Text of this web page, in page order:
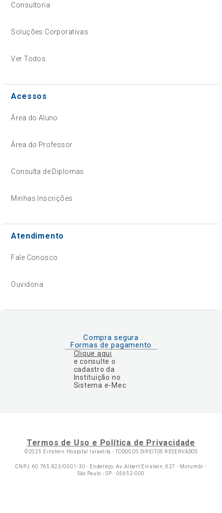
Consultoria
Soluções Corporativas
Ver Todos
Acessos
Área do Aluno
Área do Professor
Consulta de Diplomas
Minhas Inscrições
Atendimento
Fale Conosco
Ouvidoria
Compra segura
Formas de pagamento
Clique aqui
e consulte o
cadastro da
Instituição no
Sistema e-Mec
Termos de Uso e Política de Privacidade
©2025 Einstein Hospital Israelita -TODOS OS DIREITOS RESERVADOS
CNPJ: 60.765.823/0001-30 - Endereço: Av. Albert Einstein, 627 - Morumbi -
São Paulo - SP - 05652-000